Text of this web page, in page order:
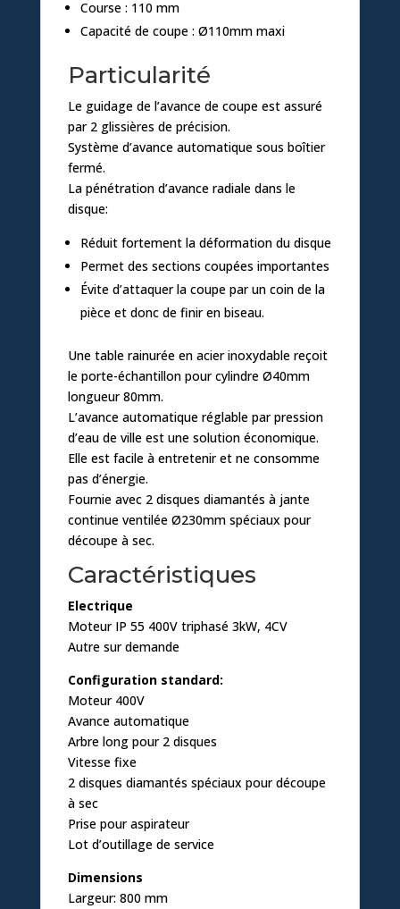
Course : 110 mm
Capacité de coupe : Ø110mm maxi
Particularité
Le guidage de l’avance de coupe est assuré
par 2 glissières de précision.
Système d’avance automatique sous boîtier
fermé.
La pénétration d’avance radiale dans le
disque:
Réduit fortement la déformation du disque
Permet des sections coupées importantes
Évite d’attaquer la coupe par un coin de la
pièce et donc de finir en biseau.
Une table rainurée en acier inoxydable reçoit
le porte-échantillon pour cylindre Ø40mm
longueur 80mm.
L’avance automatique réglable par pression
d’eau de ville est une solution économique.
Elle est facile à entretenir et ne consomme
pas d’énergie.
Fournie avec 2 disques diamantés à jante
continue ventilée Ø230mm spéciaux pour
découpe à sec.
Caractéristiques
Electrique
Moteur IP 55 400V triphasé 3kW, 4CV
Autre sur demande
Configuration standard:
Moteur 400V
Avance automatique
Arbre long pour 2 disques
Vitesse fixe
2 disques diamantés spéciaux pour découpe
à sec
Prise pour aspirateur
Lot d’outillage de service
Dimensions
Largeur: 800 mm